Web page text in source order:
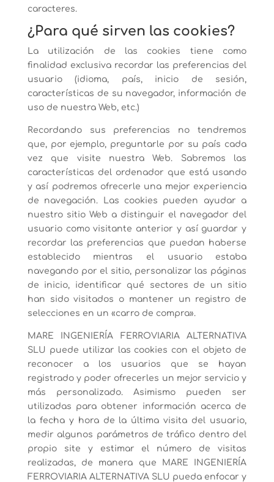
caracteres.
¿Para qué sirven las cookies?
La utilización de las cookies tiene como
finalidad exclusiva recordar las preferencias del
usuario (idioma, país, inicio de sesión,
características de su navegador, información de
uso de nuestra Web, etc.)
Recordando sus preferencias no tendremos
que, por ejemplo, preguntarle por su país cada
vez que visite nuestra Web. Sabremos las
características del ordenador que está usando
y así podremos ofrecerle una mejor experiencia
de navegación. Las cookies pueden ayudar a
nuestro sitio Web a distinguir el navegador del
usuario como visitante anterior y así guardar y
recordar las preferencias que puedan haberse
establecido mientras el usuario estaba
navegando por el sitio, personalizar las páginas
de inicio, identificar qué sectores de un sitio
han sido visitados o mantener un registro de
selecciones en un «carro de compra».
MARE INGENIERÍA FERROVIARIA ALTERNATIVA
SLU puede utilizar las cookies con el objeto de
reconocer a los usuarios que se hayan
registrado y poder ofrecerles un mejor servicio y
más personalizado. Asimismo pueden ser
utilizadas para obtener información acerca de
la fecha y hora de la última visita del usuario,
medir algunos parámetros de tráfico dentro del
propio site y estimar el número de visitas
realizadas, de manera que MARE INGENIERÍA
FERROVIARIA ALTERNATIVA SLU pueda enfocar y